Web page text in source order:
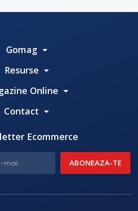
Gomag
Resurse
Online
Contact
Ecommerce